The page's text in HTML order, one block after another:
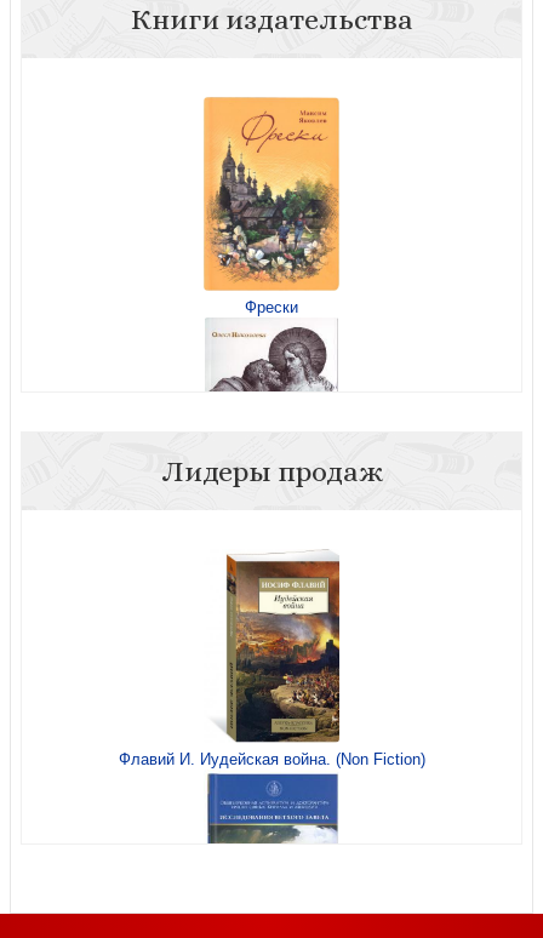
Книги издательства
Фрески
Кислород души
Лидеры продаж
Флавий И. Иудейская война. (Non Fiction)